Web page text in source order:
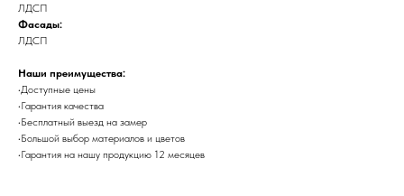
ЛДСП
Фасады:
ЛДСП
Наши преимущества:
•Доступные цены
•Гарантия качества
•Бесплатный выезд на замер
•Большой выбор материалов и цветов
•Гарантия на нашу продукцию 12 месяцев